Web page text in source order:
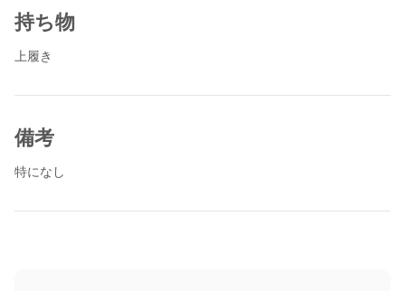
持ち物
上履き
備考
特になし